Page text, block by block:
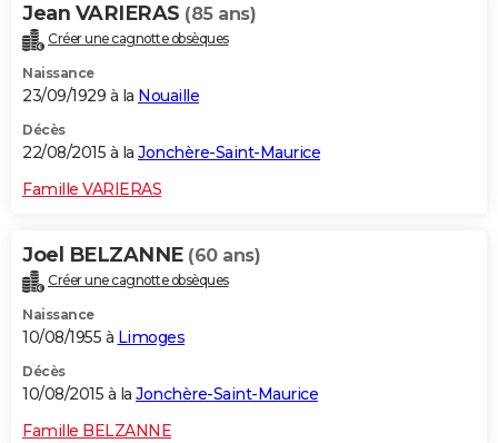
Jean VARIERAS (85 ans)
Créer une cagnotte obsèques
Naissance
23/09/1929 à la Nouaille
Décès
22/08/2015 à la Jonchère-Saint-Maurice
Famille VARIERAS
Joel BELZANNE (60 ans)
Créer une cagnotte obsèques
Naissance
10/08/1955 à Limoges
Décès
10/08/2015 à la Jonchère-Saint-Maurice
Famille BELZANNE